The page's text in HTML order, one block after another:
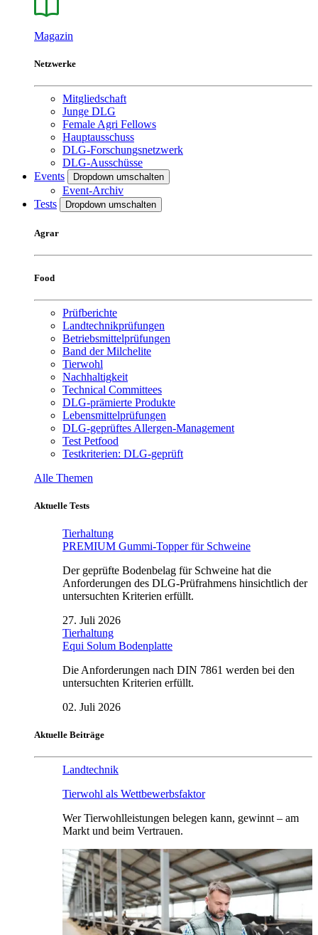
Magazin
Netzwerke
Mitgliedschaft
Junge DLG
Female Agri Fellows
Hauptausschuss
DLG-Forschungsnetzwerk
DLG-Ausschüsse
Events
Dropdown umschalten
Event-Archiv
Tests
Dropdown umschalten
Agrar
Food
Prüfberichte
Landtechnikprüfungen
Betriebsmittelprüfungen
Band der Milchelite
Tierwohl
Nachhaltigkeit
Technical Committees
DLG-prämierte Produkte
Lebensmittelprüfungen
DLG-geprüftes Allergen-Management
Test Petfood
Testkriterien: DLG-geprüft
Alle Themen
Aktuelle Tests
Tierhaltung
PREMIUM Gummi-Topper für Schweine
Der geprüfte Bodenbelag für Schweine hat die
Anforderungen des DLG-Prüfrahmens hinsichtlich der
untersuchten Kriterien erfüllt.
27. Juli 2026
Tierhaltung
Equi Solum Bodenplatte
Die Anforderungen nach DIN 7861 werden bei den
untersuchten Kriterien erfüllt.
02. Juli 2026
Aktuelle Beiträge
Landtechnik
Tierwohl als Wettbewerbsfaktor
Wer Tierwohlleistungen belegen kann, gewinnt – am
Markt und beim Vertrauen.